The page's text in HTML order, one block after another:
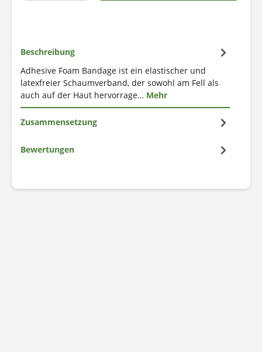
Beschreibung
Adhesive Foam Bandage ist ein elastischer und
latexfreier Schaumverband, der sowohl am Fell als
auch auf der Haut hervorrage… Mehr
Zusammensetzung
Bewertungen